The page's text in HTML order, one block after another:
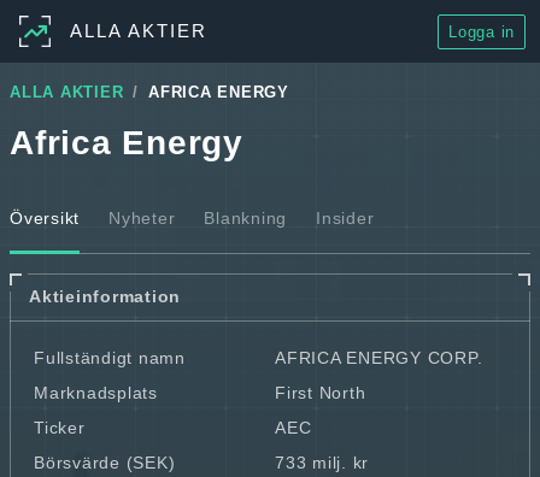
ALLA AKTIER Logga in
ALLA AKTIER AFRICA ENERGY
Africa Energy
Översikt Nyheter Blankning Insider
Aktieinformation
Fullständigt namn
AFRICA ENERGY CORP.
Marknadsplats
First North
Ticker
AEC
Börsvärde (SEK)
733 milj. kr